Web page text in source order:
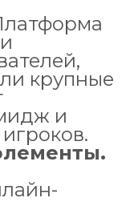
крупные
и